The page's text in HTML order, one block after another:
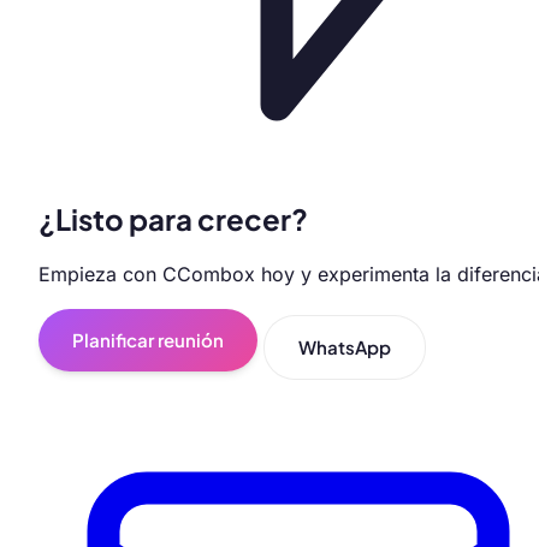
¿Listo para crecer?
Empieza con CCombox hoy y experimenta la
Planificar reunión WhatsApp